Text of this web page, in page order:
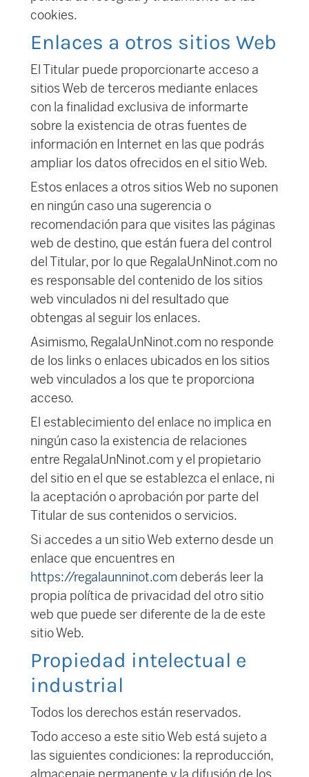
cookies.
Enlaces a otros sitios Web
El Titular puede proporcionarte acceso a
sitios Web de terceros mediante enlaces
con la finalidad exclusiva de informarte
sobre la existencia de otras fuentes de
información en Internet en las que podrás
ampliar los datos ofrecidos en el sitio Web.
Estos enlaces a otros sitios Web no suponen
en ningún caso una sugerencia o
recomendación para que visites las páginas
web de destino, que están fuera del control
del Titular, por lo que RegalaUnNinot.com no
es responsable del contenido de los sitios
web vinculados ni del resultado que
obtengas al seguir los enlaces.
Asimismo, RegalaUnNinot.com no responde
de los links o enlaces ubicados en los sitios
web vinculados a los que te proporciona
acceso.
El establecimiento del enlace no implica en
ningún caso la existencia de relaciones
entre RegalaUnNinot.com y el propietario
del sitio en el que se establezca el enlace, ni
la aceptación o aprobación por parte del
Titular de sus contenidos o servicios.
Si accedes a un sitio Web externo desde un
enlace que encuentres en
https://regalaunninot.com deberás leer la
propia política de privacidad del otro sitio
web que puede ser diferente de la de este
sitio Web.
Propiedad intelectual e
industrial
Todos los derechos están reservados.
Todo acceso a este sitio Web está sujeto a
las siguientes condiciones: la reproducción,